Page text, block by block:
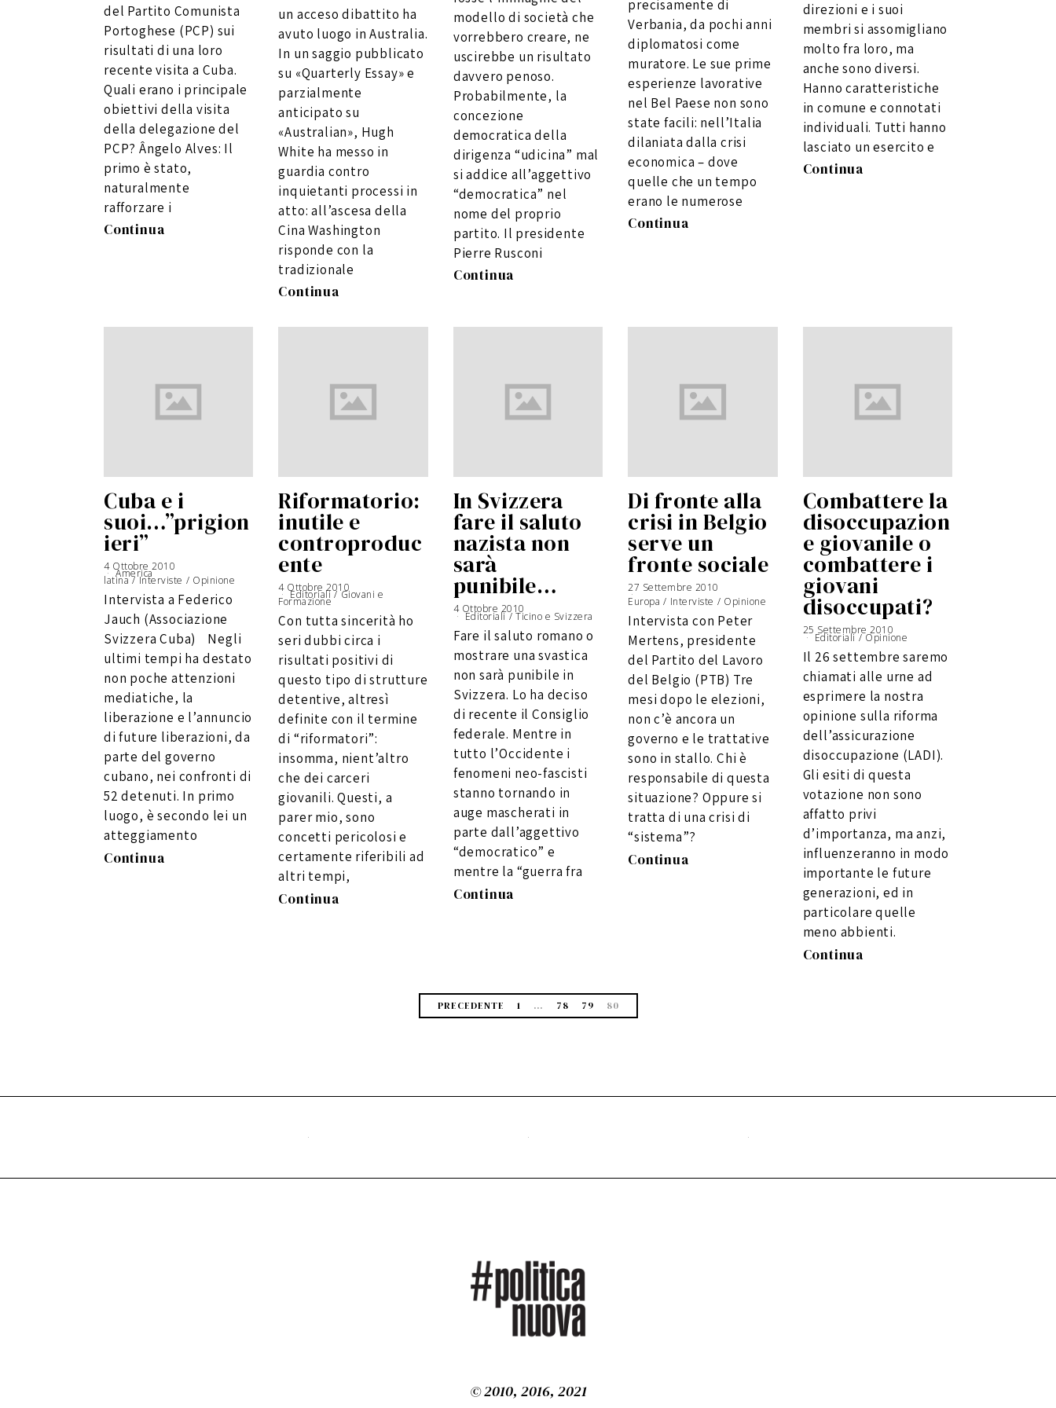
del Partito Comunista
Portoghese (PCP) sui
risultati di una loro
recente visita a Cuba.
Quali erano i principale
obiettivi della visita
della delegazione del
PCP? Ângelo Alves: Il
primo è stato,
naturalmente
rafforzare i
Continua
b
r
e
2
0
0
un acceso dibattito ha
avuto luogo in Australia.
In un saggio pubblicato
su «Quarterly Essay» e
parzialmente
anticipato su
«Australian», Hugh
White ha messo in
guardia contro
inquietanti processi in
atto: all’ascesa della
Cina Washington
risponde con la
tradizionale
Continua
0
modello di società che
vorrebbero creare, ne
uscirebbe un risultato
davvero penoso.
Probabilmente, la
concezione
democratica della
dirigenza “udicina” mal
si addice all’aggettivo
“democratica” nel
nome del proprio
partito. Il presidente
Pierre Rusconi
Continua
0
precisamente di
Verbania, da pochi anni
diplomatosi come
muratore. Le sue prime
esperienze lavorative
nel Bel Paese non sono
state facili: nell’Italia
dilaniata dalla crisi
economica – dove
quelle che un tempo
erano le numerose
Continua
direzioni e i suoi
membri si assomigliano
molto fra loro, ma
anche sono diversi.
Hanno caratteristiche
in comune e connotati
individuali. Tutti hanno
lasciato un esercito e
Continua
Cuba e i
suoi…”prigion
ieri”
4 Ottobre 2010
i
u
g
n
o
2
0
6
America
latina / Interviste / Opinione
Intervista a Federico
Jauch (Associazione
Svizzera Cuba) Negli
ultimi tempi ha destato
non poche attenzioni
mediatiche, la
liberazione e l’annuncio
di future liberazioni, da
parte del governo
cubano, nei confronti di
52 detenuti. In primo
luogo, è secondo lei un
atteggiamento
Continua
Riformatorio:
inutile e
controproduc
ente
4 Ottobre 2010
G
i
g
n
o
2
0
6
Editoriali / Giovani e
Formazione
Con tutta sincerità ho
seri dubbi circa i
risultati positivi di
questo tipo di strutture
detentive, altresì
definite con il termine
di “riformatori”:
insomma, nient’altro
che dei carceri
giovanili. Questi, a
parer mio, sono
concetti pericolosi e
certamente riferibili ad
altri tempi,
Continua
In Svizzera
fare il saluto
nazista non
sarà
punibile…
4 Ottobre 2010
G
i
g
n
o
2
1
6
Editoriali / Ticino e Svizzera
Fare il saluto romano o
mostrare una svastica
non sarà punibile in
Svizzera. Lo ha deciso
di recente il Consiglio
federale. Mentre in
tutto l’Occidente i
fenomeni neo-fascisti
stanno tornando in
auge mascherati in
parte dall’aggettivo
“democratico” e
mentre la “guerra fra
Continua
Di fronte alla
crisi in Belgio
serve un
fronte sociale
27 Settembre 2010
i
u
g
n
o
2
0
6
Europa / Interviste / Opinione
Intervista con Peter
Mertens, presidente
del Partito del Lavoro
del Belgio (PTB) Tre
mesi dopo le elezioni,
non c’è ancora un
governo e le trattative
sono in stallo. Chi è
responsabile di questa
situazione? Oppure si
tratta di una crisi di
“sistema”?
Continua
Combattere la
disoccupazion
e giovanile o
combattere i
giovani
disoccupati?
25 Settembre 2010
G
i
g
n
o
2
1
6
Editoriali / Opinione
Il 26 settembre saremo
chiamati alle urne ad
esprimere la nostra
opinione sulla riforma
dell’assicurazione
disoccupazione (LADI).
Gli esiti di questa
votazione non sono
affatto privi
d’importanza, ma anzi,
influenzeranno in modo
importante le future
generazioni, ed in
particolare quelle
meno abbienti.
Continua
PRECEDENTE 1 … 78 79 80
© 2010, 2016, 2021